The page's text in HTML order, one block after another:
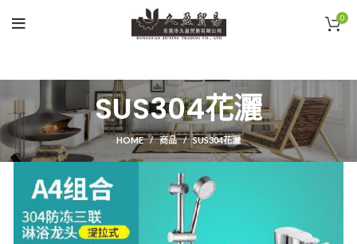
0
SUS304花灑
HOME 商品 SUS304花灑